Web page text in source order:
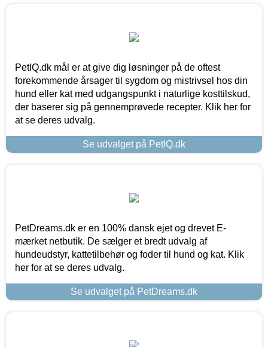
PetIQ.dk mål er at give dig løsninger på de oftest
forekommende årsager til sygdom og mistrivsel hos din
hund eller kat med udgangspunkt i naturlige kosttilskud,
der baserer sig på gennemprøvede recepter. Klik her for
at se deres udvalg.
Se udvalget på PetIQ.dk
PetDreams.dk er en 100% dansk ejet og drevet E-
mærket netbutik. De sælger et bredt udvalg af
hundeudstyr, kattetilbehør og foder til hund og kat. Klik
her for at se deres udvalg.
Se udvalget på PetDreams.dk